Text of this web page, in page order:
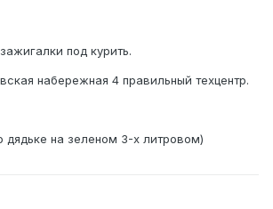
под курить.
набережная 4 правильный техцентр.
дядьке на зеленом 3-х литровом)